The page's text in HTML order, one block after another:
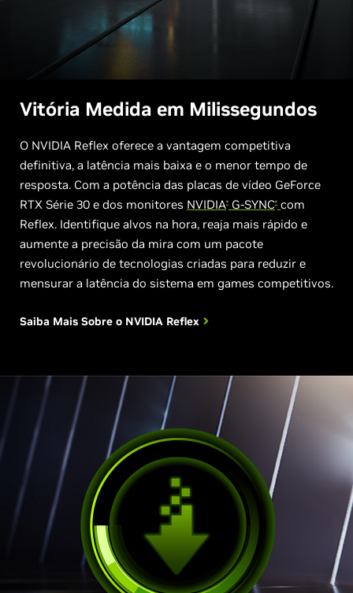
Vitória Medida em Milissegundos
O NVIDIA Reflex oferece a vantagem competitiva
definitiva, a latência mais baixa e o menor tempo de
resposta. Com a potência das placas de vídeo GeForce
RTX Série 30 e dos monitores NVIDIA® G-SYNC® com
Reflex. Identifique alvos na hora, reaja mais rápido e
aumente a precisão da mira com um pacote
revolucionário de tecnologias criadas para reduzir e
mensurar a latência do sistema em games competitivos.
Saiba Mais Sobre o NVIDIA Reflex